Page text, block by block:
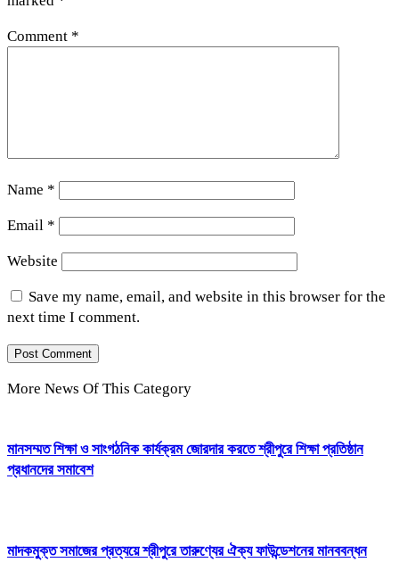
Comment *
Name *
Email *
Website
Save my name, email, and website in this browser for the
next time I comment.
More News Of This Category
মানসম্মত শিক্ষা ও সাংগঠনিক কার্যক্রম জোরদার করতে শ্রীপুরে শিক্ষা প্রতিষ্ঠান
প্রধানদের সমাবেশ
মাদকমুক্ত সমাজের প্রত্যয়ে শ্রীপুরে তারুণ্যের ঐক্য ফাউন্ডেশনের মানববন্ধন